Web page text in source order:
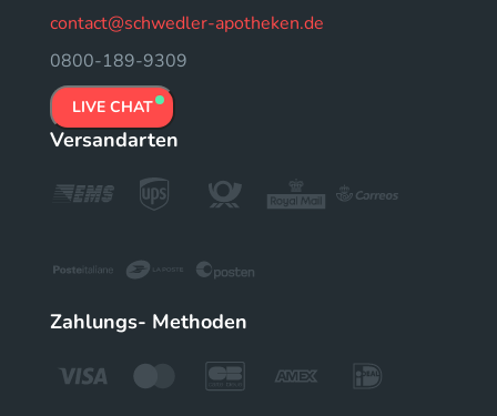
contact@schwedler-apotheken.de
0800-189-9309
LIVE CHAT
Versandarten
Zahlungs- Methoden